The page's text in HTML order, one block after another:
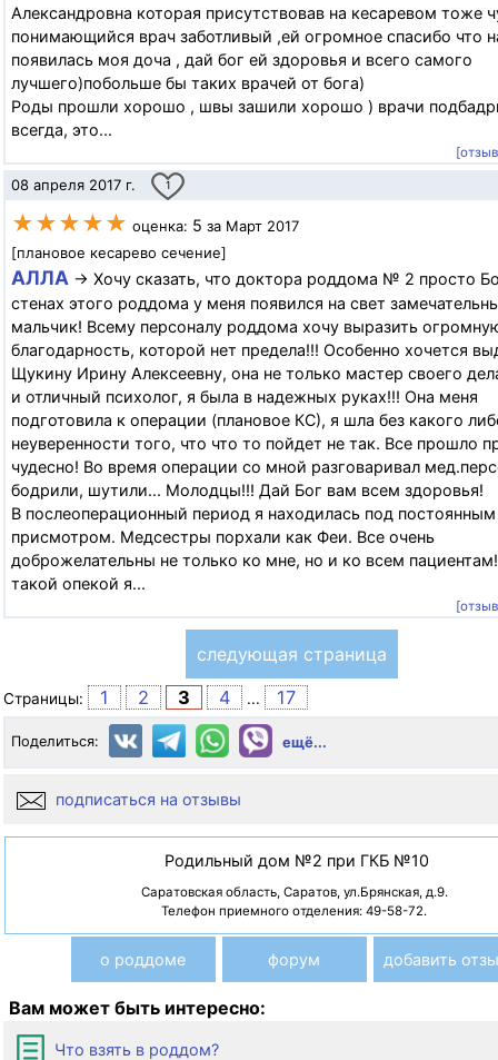
Александровна которая присутствовав на кесаревом тоже
понимающийся врач заботливый ,ей огромное спасибо что
появилась моя доча , дай бог ей здоровья и всего самого
лучшего)побольше бы таких врачей от бога)
Роды прошли хорошо , швы зашили хорошо ) врачи
всегда, это...
08 апреля 2017 г. 1
★★★★★ оценка: 5 за Март 2017
[плановое кесарево сечение]
АЛЛА → Хочу сказать, что доктора роддома № 2 просто
стенах этого роддома у меня появился на свет
мальчик! Всему персоналу роддома хочу выразить
благодарность, которой нет предела!!! Особенно хочется
Щукину Ирину Алексеевну, она не только мастер своего
и отличный психолог, я была в надежных руках!!! Она меня
подготовила к операции (плановое КС), я шла без какого
неуверенности того, что что то пойдет не так. Все прошло
чудесно! Во время операции со мной разговаривал
бодрили, шутили... Молодцы!!! Дай Бог вам всем здоровья!
В послеоперационный период я находилась под постоянным
присмотром. Медсестры порхали как Феи. Все очень
доброжелательны не только ко мне, но и ко всем
такой опекой я...
следующая страница
Страницы: 1 2 3 4 ... 17
Поделиться: ещё...
подписаться на отзывы
Родильный дом №2 при ГКБ №10
Саратовская область, Саратов, ул.Брянская, д.9.
Телефон приемного отделения: 49-58-72.
о роддоме форум добавить
Вам может быть интересно:
Что взять в роддом?